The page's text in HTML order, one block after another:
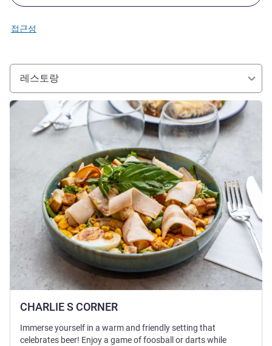
접근성
레스토랑
CHARLIE S CORNER
세부 정보 보기
Immerse yourself in a warm and friendly setting that
celebrates beer! Enjoy a game of foosball or darts while